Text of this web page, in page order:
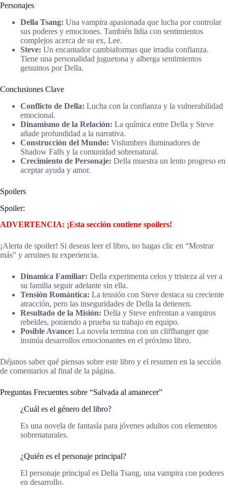
Personajes
Della Tsang: Una vampira apasionada que lucha por controlar
sus poderes y emociones. También lidia con sentimientos
complejos acerca de su ex, Lee.
Steve: Un encantador cambiaformas que irradia confianza.
Tiene una personalidad juguetona y alberga sentimientos
genuinos por Della.
Conclusiones Clave
Conflicto de Della: Lucha con la confianza y la vulnerabilidad
emocional.
Dinamismo de la Relación: La química entre Della y Steve
añade profundidad a la narrativa.
Construcción del Mundo: Vislumbres iluminadores de
Shadow Falls y la comunidad sobrenatural.
Crecimiento de Personaje: Della muestra un lento progreso en
aceptar ayuda y amor.
Spoilers
Spoiler:
ADVERTENCIA: ¡Esta sección contiene spoilers!
¡Alerta de spoiler! Si deseas leer el libro, no hagas clic en “Mostrar
más” y arruines tu experiencia.
Dinamica Familiar: Della experimenta celos y tristeza al ver a
su familia seguir adelante sin ella.
Tensión Romántica: La tensión con Steve destaca su creciente
atracción, pero las inseguridades de Della la detienen.
Resultado de la Misión: Della y Steve enfrentan a vampiros
rebeldes, poniendo a prueba su trabajo en equipo.
Posible Avance: La novela termina con un cliffhanger que
insinúa desarrollos emocionantes en el próximo libro.
Déjanos saber qué piensas sobre este libro y el resumen en la sección
de comentarios al final de la página.
Preguntas Frecuentes sobre “Salvada al amanecer”
¿Cuál es el género del libro?
Es una novela de fantasía para jóvenes adultos con elementos
sobrenaturales.
¿Quién es el personaje principal?
El personaje principal es Della Tsang, una vampira con poderes
en desarrollo.